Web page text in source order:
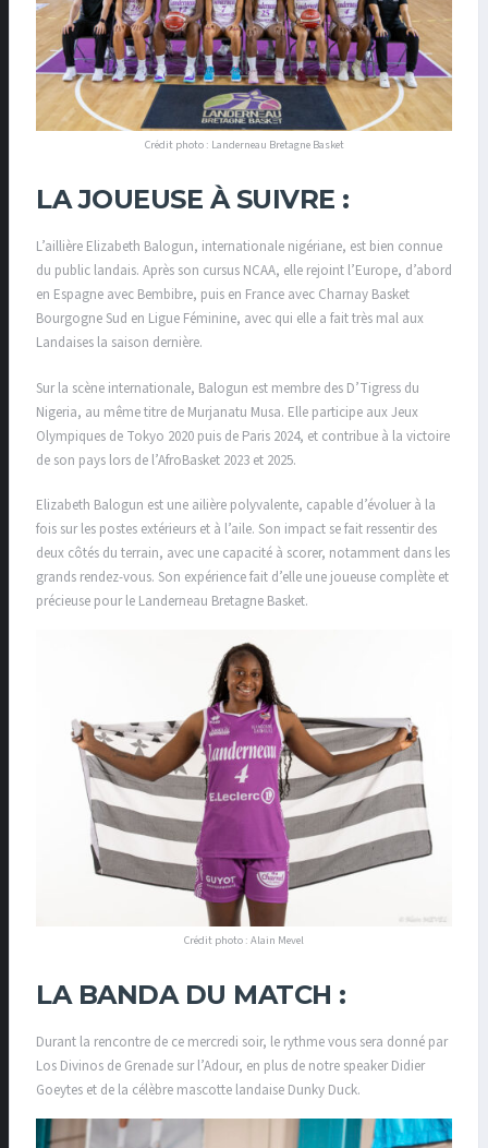
Crédit photo : Landerneau Bretagne Basket
LA JOUEUSE À SUIVRE :
L’aillière Elizabeth Balogun, internationale nigériane, est bien connue
du public landais. Après son cursus NCAA, elle rejoint l’Europe, d’abord
en Espagne avec Bembibre, puis en France avec Charnay Basket
Bourgogne Sud en Ligue Féminine, avec qui elle a fait très mal aux
Landaises la saison dernière.
Sur la scène internationale, Balogun est membre des D’Tigress du
Nigeria, au même titre de Murjanatu Musa. Elle participe aux Jeux
Olympiques de Tokyo 2020 puis de Paris 2024, et contribue à la victoire
de son pays lors de l’AfroBasket 2023 et 2025.
Elizabeth Balogun est une ailière polyvalente, capable d’évoluer à la
fois sur les postes extérieurs et à l’aile. Son impact se fait ressentir des
deux côtés du terrain, avec une capacité à scorer, notamment dans les
grands rendez-vous. Son expérience fait d’elle une joueuse complète et
précieuse pour le Landerneau Bretagne Basket.
Crédit photo : Alain Mevel
LA BANDA DU MATCH :
Durant la rencontre de ce mercredi soir, le rythme vous sera donné par
Los Divinos de Grenade sur l’Adour, en plus de notre speaker Didier
Goeytes et de la célèbre mascotte landaise Dunky Duck.